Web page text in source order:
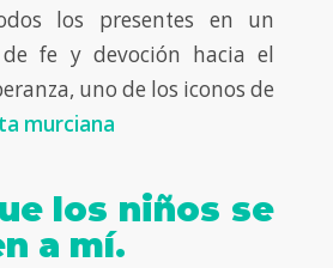
los presentes en un
fe y devoción hacia el
uno de los iconos de
murciana
los niños se
a mí.